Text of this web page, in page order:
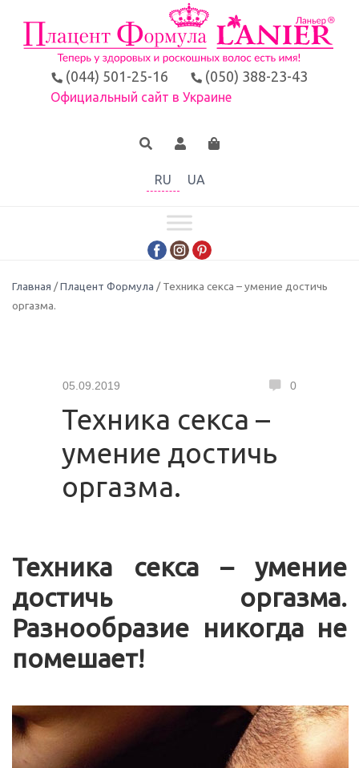
(044) 501-25-16 (050) 388-23-43
Официальный сайт в Украине
RU UA
Главная /Плацент Формула / Техника секса – умение достичь
оргазма.
05.09.2019 0
Техника секса –
умение достичь
оргазма.
Техника секса – умение
достичь оргазма.
Разнообразие никогда не
помешает!